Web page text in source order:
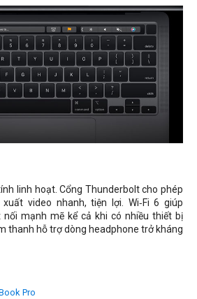
linh hoạt. Cổng Thunderbolt cho phép
video nhanh, tiện lợi. Wi‑Fi 6 giúp
nối mạnh mẽ kể cả khi có nhiều thiết bị
thanh hỗ trợ dòng headphone trở kháng
Pro